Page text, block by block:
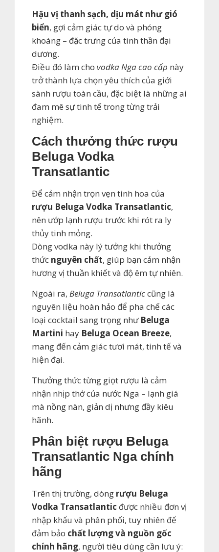
Hậu vị thanh sạch, dịu mát như gió
biển, gợi cảm giác tự do và phóng
khoáng – đặc trưng của tinh thần đại
dương.
Điều đó làm cho vodka Nga cao cấp này
trở thành lựa chọn yêu thích của giới
sành rượu toàn cầu, đặc biệt là những ai
đam mê sự tinh tế trong từng trải
nghiệm.
Cách thưởng thức rượu
Beluga Vodka
Transatlantic
Để cảm nhận trọn vẹn tinh hoa của
rượu Beluga Vodka Transatlantic,
nên ướp lạnh rượu trước khi rót ra ly
thủy tinh mỏng.
Dòng vodka này lý tưởng khi thưởng
thức nguyên chất, giúp bạn cảm nhận
hương vị thuần khiết và độ êm tự nhiên.
Ngoài ra, Beluga Transatlanticcũng là
nguyên liệu hoàn hảo để pha chế các
loại cocktail sang trọng như Beluga
Martini hay Beluga Ocean Breeze,
mang đến cảm giác tươi mát, tinh tế và
hiện đại.
Thưởng thức từng giọt rượu là cảm
nhận nhịp thở của nước Nga – lạnh giá
mà nồng nàn, giản dị nhưng đầy kiêu
hãnh.
Phân biệt rượu Beluga
Transatlantic Nga chính
hãng
Trên thị trường, dòng rượu Beluga
Vodka Transatlantic được nhiều đơn vị
nhập khẩu và phân phối, tuy nhiên để
đảm bảo chất lượng và nguồn gốc
chính hãng, người tiêu dùng cần lưu ý: